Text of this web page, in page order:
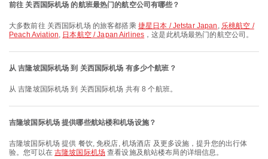
前往 关西国际机场 的航班最热门的航空公司有哪些？
大多数前往 关西国际机场 的旅客都搭乘 捷星日本 / Jetstar Japan , 乐桃航空 /
Peach Aviation, 日本航空 / Japan Airlines ，这是此机场最热门的航空公司。
从 吉隆坡国际机场 到 关西国际机场 有多少个航班？
从 吉隆坡国际机场 到 关西国际机场 共有 8 个航班。
吉隆坡国际机场 提供哪些航站楼和机场设施？
吉隆坡国际机场 提供 餐饮, 免税店, 机场酒店 及更多设施，提升您的出行体
验。您可以在 吉隆坡国际机场查看设施及航站楼布局的详细信息。